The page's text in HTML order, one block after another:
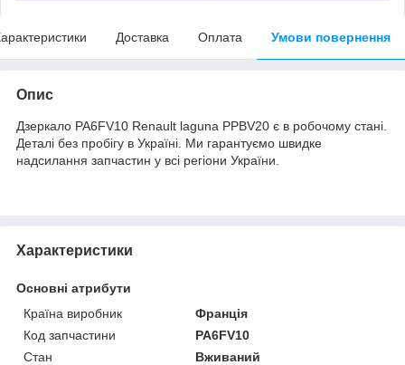
Доставка Оплата Умови повернення
Опис
Дзеркало PA6FV10 Renault laguna PPBV20 є в робочому стані.
Деталі без пробігу в Україні. Ми гарантуємо швидке
надсилання запчастин у всі регіони України.
Характеристики
Основні атрибути
Країна виробник
Франція
Код запчастини
PA6FV10
Стан
Вживаний